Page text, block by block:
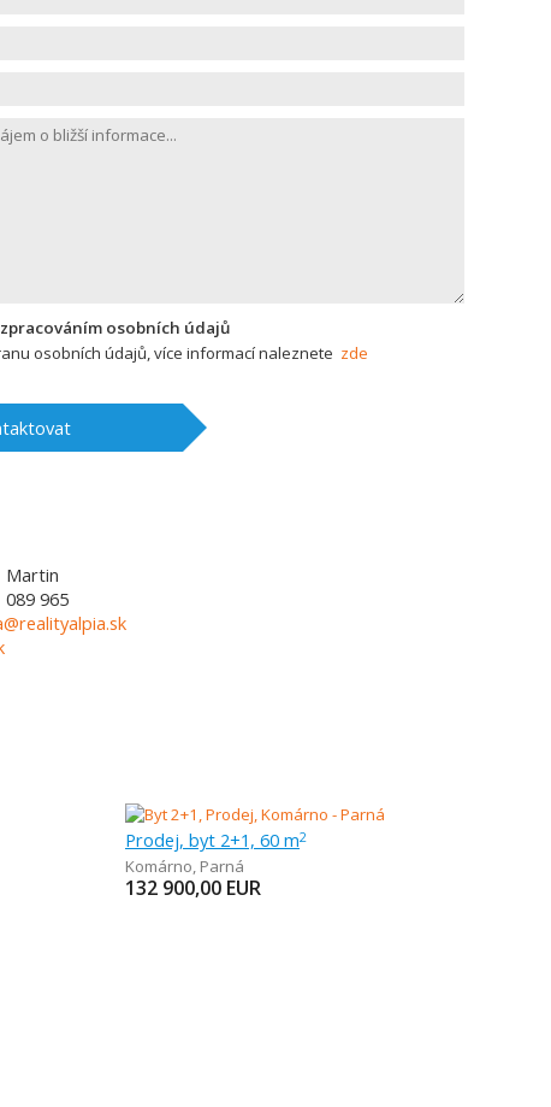
osobních údajů
osobních údajů, více informací naleznete zde
Martin
089 965
Prodej, byt 2+1, 60 m2
Komárno, Parná
132 900,00 EUR